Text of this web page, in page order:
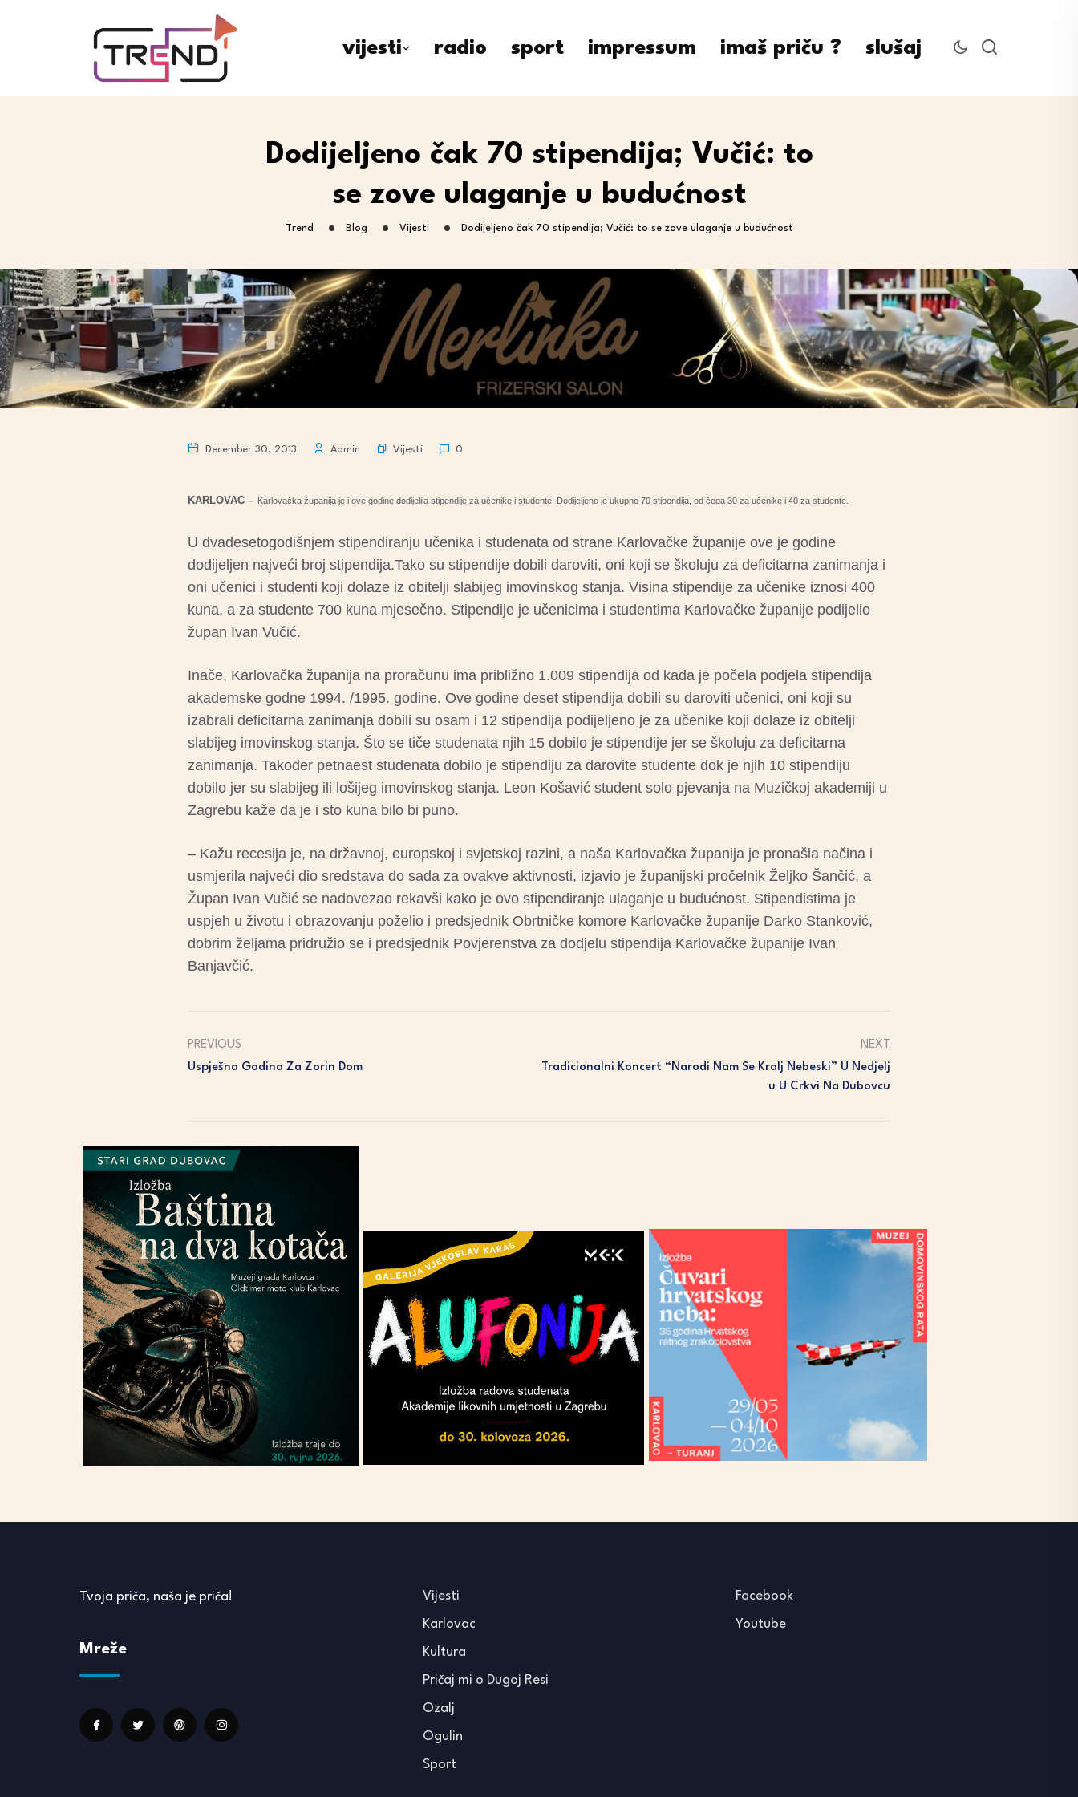
vijesti radio sport impressum imaš priču ? slušaj
Dodijeljeno čak 70 stipendija; Vučić: to
se zove ulaganje u budućnost
Trend Blog Vijesti Dodijeljeno čak 70 stipendija; Vučić: to se zove ulaganje u budućnost
December 30, 2013 Admin Vijesti 0
KARLOVAC – Karlovačka županija je i ove godine dodijelila stipendije za učenike i studente. Dodijeljeno je ukupno 70 stipendija, od čega 30 za učenike i 40 za studente.
U dvadesetogodišnjem stipendiranju učenika i studenata od strane Karlovačke županije ove je godine
dodijeljen najveći broj stipendija.Tako su stipendije dobili daroviti, oni koji se školuju za deficitarna zanimanja i
oni učenici i studenti koji dolaze iz obitelji slabijeg imovinskog stanja. Visina stipendije za učenike iznosi 400
kuna, a za studente 700 kuna mjesečno. Stipendije je učenicima i studentima Karlovačke županije podijelio
župan Ivan Vučić.
Inače, Karlovačka županija na proračunu ima približno 1.009 stipendija od kada je počela podjela stipendija
akademske godne 1994. /1995. godine. Ove godine deset stipendija dobili su daroviti učenici, oni koji su
izabrali deficitarna zanimanja dobili su osam i 12 stipendija podijeljeno je za učenike koji dolaze iz obitelji
slabijeg imovinskog stanja. Što se tiče studenata njih 15 dobilo je stipendije jer se školuju za deficitarna
zanimanja. Također petnaest studenata dobilo je stipendiju za darovite studente dok je njih 10 stipendiju
dobilo jer su slabijeg ili lošijeg imovinskog stanja. Leon Košavić student solo pjevanja na Muzičkoj akademiji u
Zagrebu kaže da je i sto kuna bilo bi puno.
– Kažu recesija je, na državnoj, europskoj i svjetskoj razini, a naša Karlovačka županija je pronašla načina i
usmjerila najveći dio sredstava do sada za ovakve aktivnosti, izjavio je županijski pročelnik Željko Šančić, a
Župan Ivan Vučić se nadovezao rekavši kako je ovo stipendiranje ulaganje u budućnost. Stipendistima je
uspjeh u životu i obrazovanju poželio i predsjednik Obrtničke komore Karlovačke županije Darko Stanković,
dobrim željama pridružio se i predsjednik Povjerenstva za dodjelu stipendija Karlovačke županije Ivan
Banjavčić.
PREVIOUS
Uspješna Godina Za Zorin Dom
NEXT
Tradicionalni Koncert “Narodi Nam Se Kralj Nebeski” U Nedjelj
U U Crkvi Na Dubovcu
Tvoja priča, naša je priča!
Mreže
Vijesti
Karlovac
Kultura
Pričaj mi o Dugoj Resi
Ozalj
Ogulin
Sport
Facebook
Youtube